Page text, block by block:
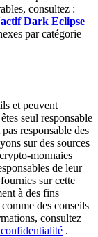
consultez :
Dark Eclipse
par catégorie
et peuvent
seul responsable
responsable des
sur des sources
monnaies
de leur
sur cette
à des fins
des conseils
consultez
.